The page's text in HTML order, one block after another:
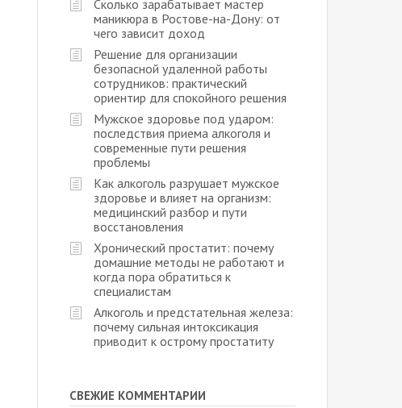
Сколько зарабатывает мастер
маникюра в Ростове-на-Дону: от
чего зависит доход
Решение для организации
безопасной удаленной работы
сотрудников: практический
ориентир для спокойного решения
Мужское здоровье под ударом:
последствия приема алкоголя и
современные пути решения
проблемы
Как алкоголь разрушает мужское
здоровье и влияет на организм:
медицинский разбор и пути
восстановления
Хронический простатит: почему
домашние методы не работают и
когда пора обратиться к
специалистам
Алкоголь и предстательная железа:
почему сильная интоксикация
приводит к острому простатиту
СВЕЖИЕ КОММЕНТАРИИ